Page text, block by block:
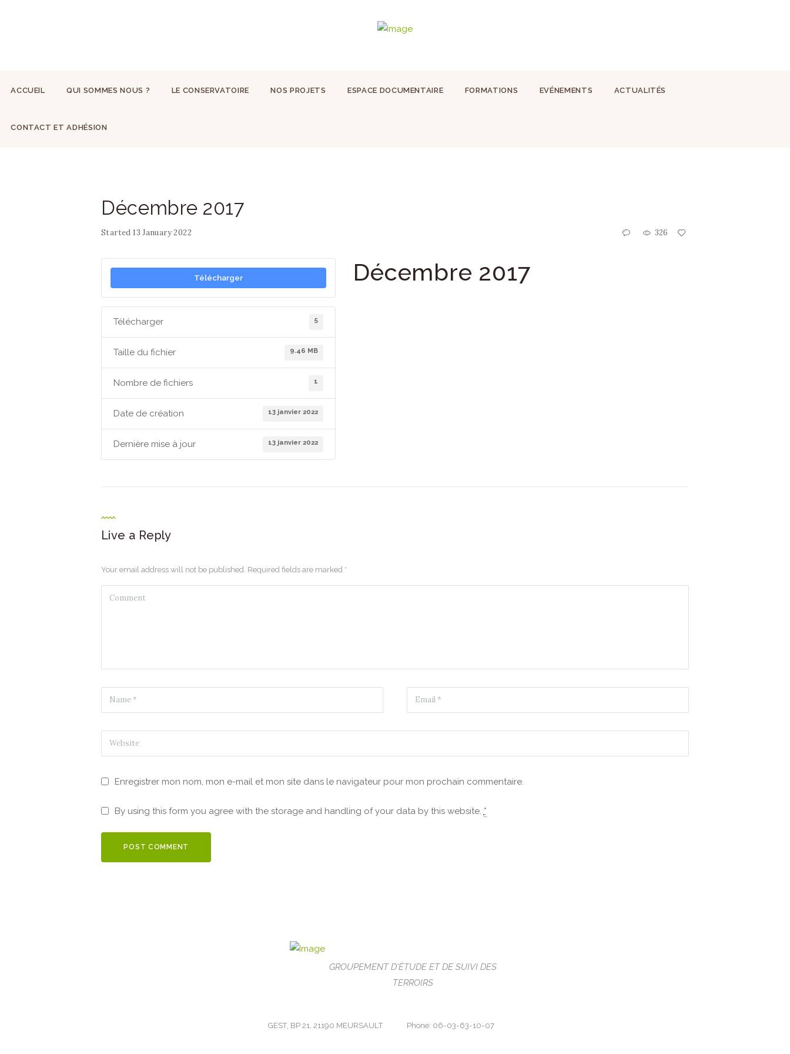
ACCUEIL QUI SOMMES NOUS ? LE CONSERVATOIRE NOS PROJETS ESPACE DOCUMENTAIRE FORMATIONS EVÉNEMENTS ACTUALITÉS
CONTACT ET ADHÉSION
Décembre 2017
Started13 January 2022 326
Télécharger
Télécharger 5
Taille du fichier 9.46 MB
Nombre de fichiers 1
Date de création 13 janvier 2022
Dernière mise à jour 13 janvier 2022
Décembre 2017
Live a Reply
Your email address will not be published. Required fields are marked *
Enregistrer mon nom, mon e-mail et mon site dans le navigateur pour mon prochain commentaire.
By using this form you agree with the storage and handling of your data by this website. *
GROUPEMENT D'ÉTUDE ET DE SUIVI DES
TERROIRS
Phone: 06-03-63-10-07
GEST, BP 21, 21190 MEURSAULT